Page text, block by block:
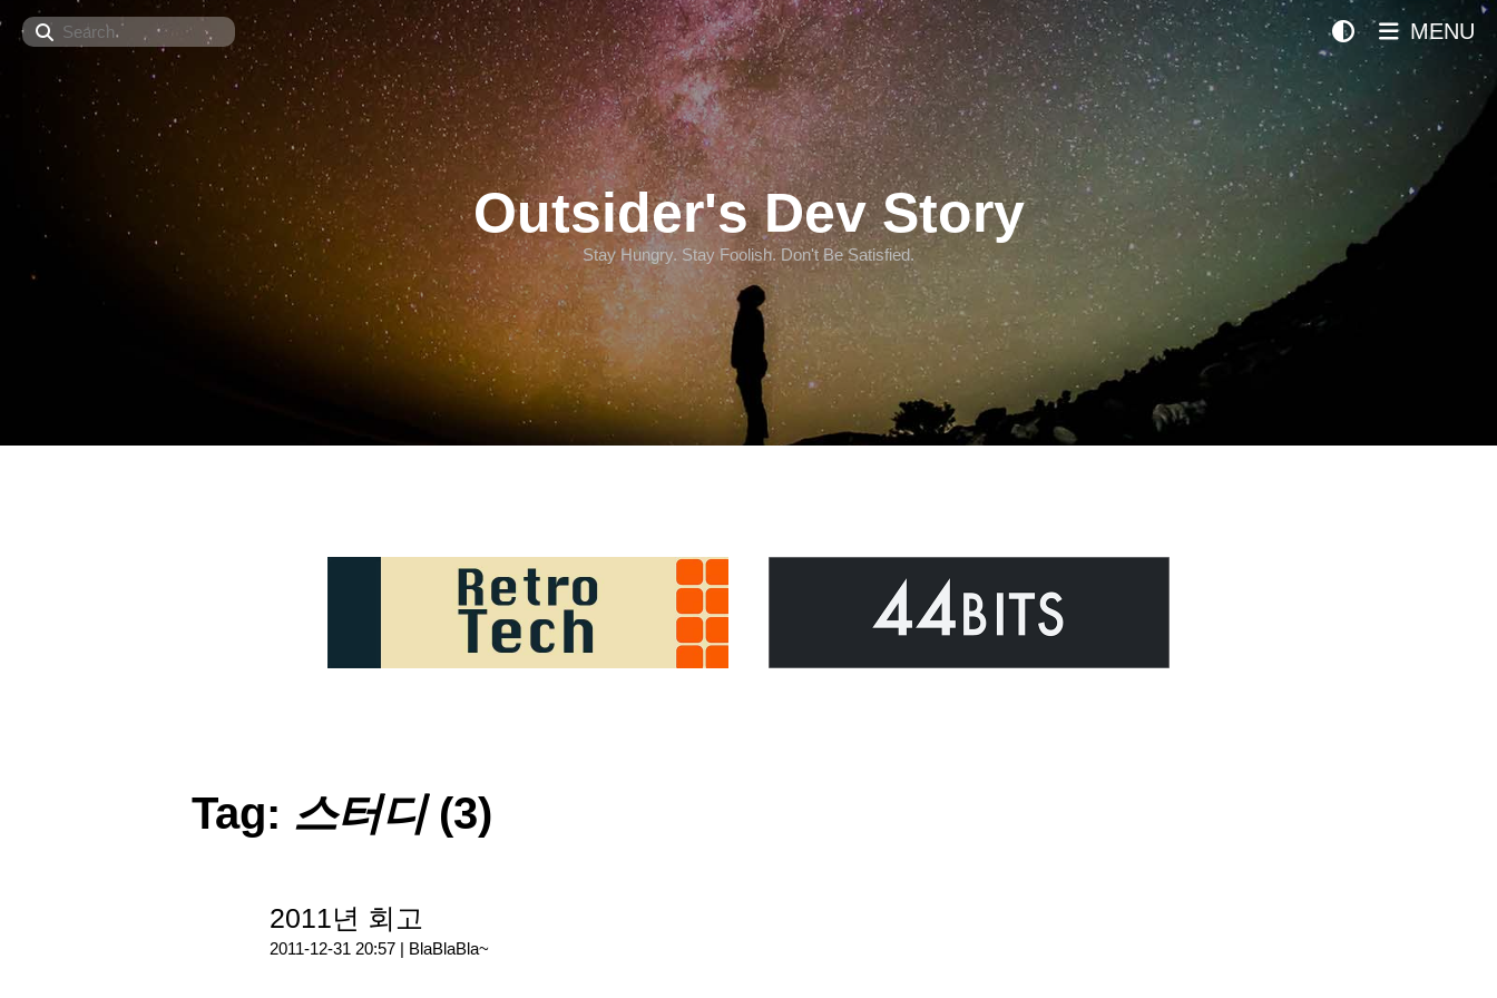
Search
Outsider's Dev Story
Stay Hungry. Stay Foolish. Don't Be Satisfied.
MENU
Tag: 스터디(3)
2011년 회고
2011-12-31 20:57 | BlaBlaBla~